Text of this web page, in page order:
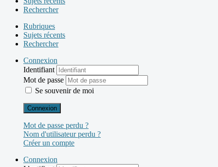
Rechercher
Rubriques
Sujets récents
Rechercher
Connexion
Identifiant
Mot de passe
Se souvenir de moi
Connexion
Mot de passe perdu ?
Nom d'utilisateur perdu ?
Créer un compte
Connexion